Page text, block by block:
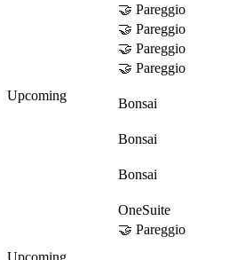
🤝 Pareggio
🤝 Pareggio
🤝 Pareggio
🤝 Pareggio
Upcoming
Bonsai
Bonsai
Bonsai
OneSuite
🤝 Pareggio
Upcoming